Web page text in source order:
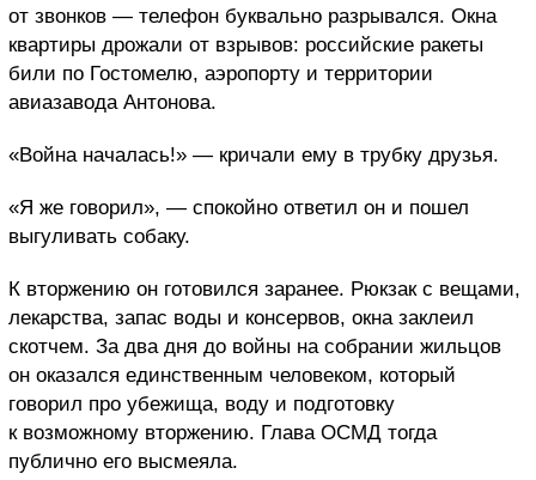
от звонков — телефон буквально разрывался. Окна
квартиры дрожали от взрывов: российские ракеты
били по Гостомелю, аэропорту и территории
авиазавода Антонова.
«Война началась!» — кричали ему в трубку друзья.
«Я же говорил», — спокойно ответил он и пошел
выгуливать собаку.
К вторжению он готовился заранее. Рюкзак с вещами,
лекарства, запас воды и консервов, окна заклеил
скотчем. За два дня до войны на собрании жильцов
он оказался единственным человеком, который
говорил про убежища, воду и подготовку
к возможному вторжению. Глава ОСМД тогда
публично его высмеяла.